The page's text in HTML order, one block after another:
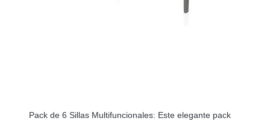
Pack de 6 Sillas Multifuncionales: Este elegante pack